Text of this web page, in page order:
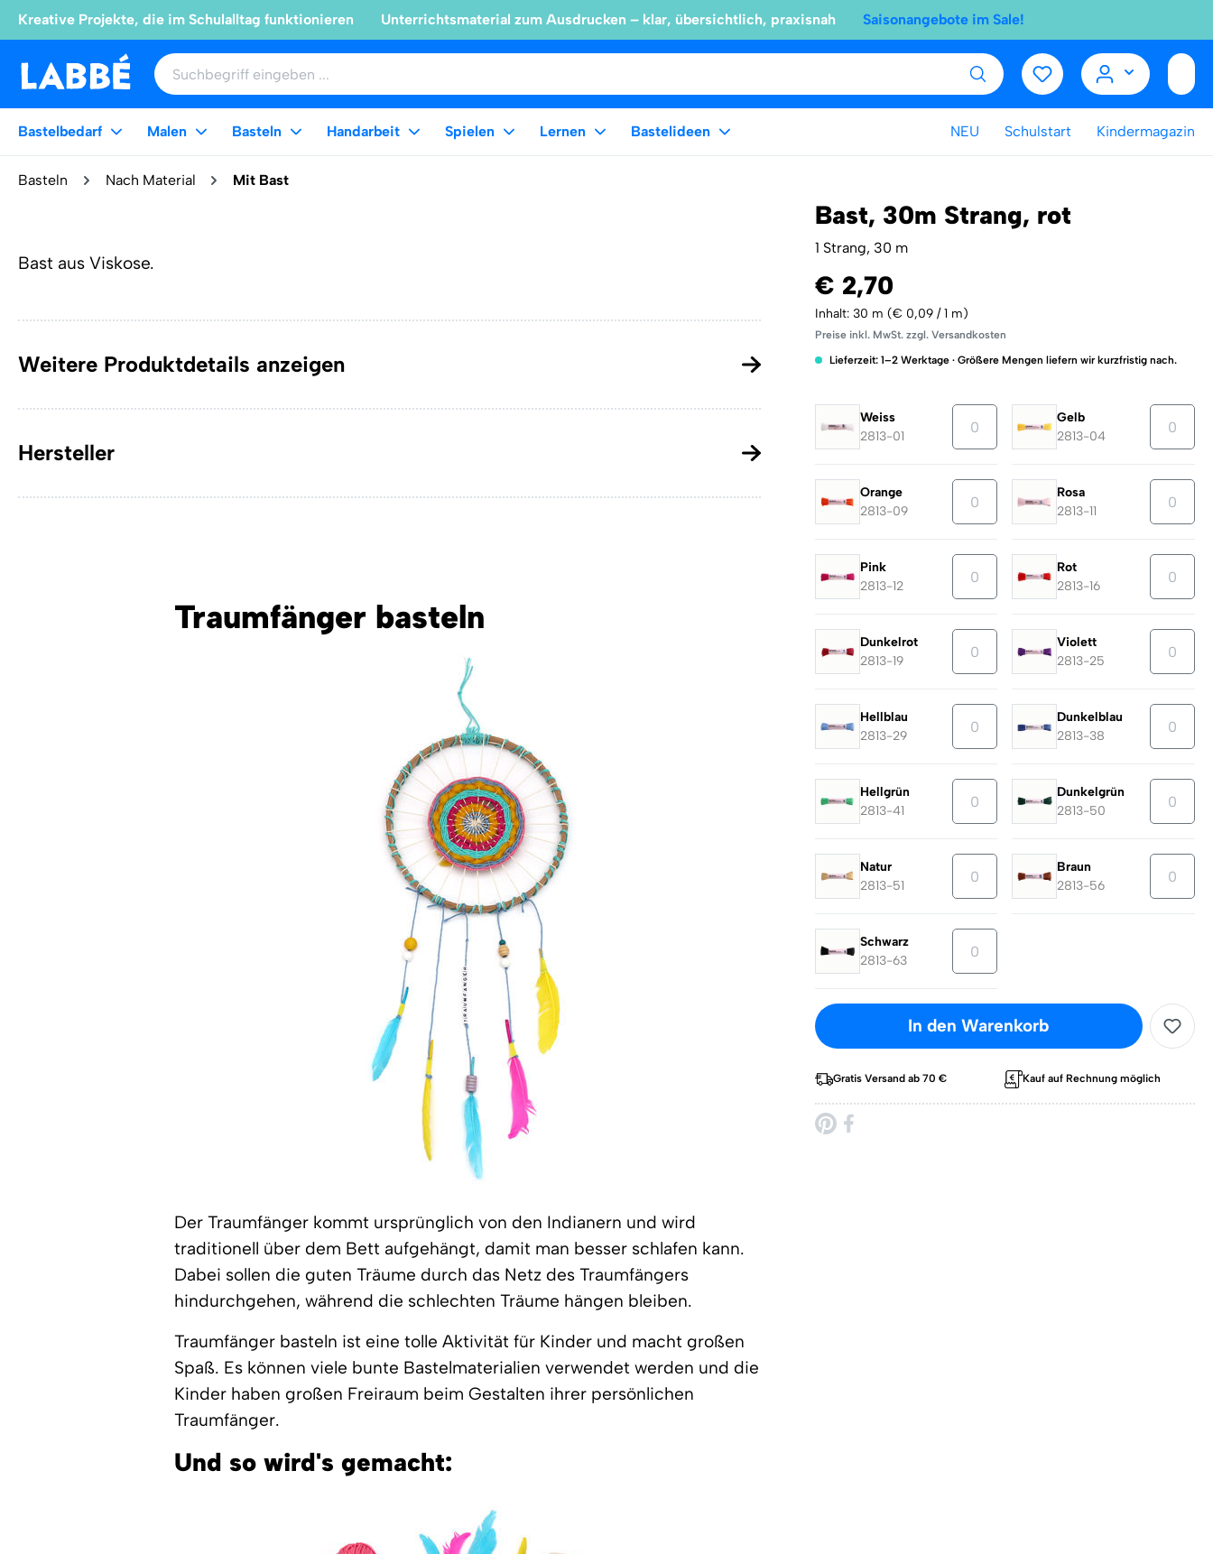
Kreative Projekte, die im Schulalltag funktionieren Unterrichtsmaterial zum Ausdrucken – klar, übersichtlich, praxisnah Saisonangebote im Sale!
Bastelbedarf Malen Basteln Handarbeit Spielen Lernen Bastelideen NEU Schulstart Kindermagazin
Basteln Nach Material Mit Bast
Bast aus Viskose.
Weitere Produktdetails anzeigen
Hersteller
Traumfänger basteln
Der Traumfänger kommt ursprünglich von den Indianern und wird
traditionell über dem Bett aufgehängt, damit man besser schlafen kann.
Dabei sollen die guten Träume durch das Netz des Traumfängers
hindurchgehen, während die schlechten Träume hängen bleiben.
Traumfänger basteln ist eine tolle Aktivität für Kinder und macht großen
Spaß. Es können viele bunte Bastelmaterialien verwendet werden und die
Kinder haben großen Freiraum beim Gestalten ihrer persönlichen
Traumfänger.
Und so wird's gemacht:
Bast, 30m Strang, rot
1 Strang, 30 m
€ 2,70
Inhalt: 30 m (€ 0,09 / 1 m)
Preise inkl. MwSt. zzgl. Versandkosten
Lieferzeit: 1–2 Werktage · Größere Mengen liefern wir kurzfristig nach.
Weiss
2813-01
Gelb
2813-04
Orange
2813-09
Rosa
2813-11
Pink
2813-12
Rot
2813-16
Dunkelrot
2813-19
Violett
2813-25
Hellblau
2813-29
Dunkelblau
2813-38
Hellgrün
2813-41
Dunkelgrün
2813-50
Natur
2813-51
Braun
2813-56
Schwarz
2813-63
In den Warenkorb
Gratis Versand ab 70 € Kauf auf Rechnung möglich